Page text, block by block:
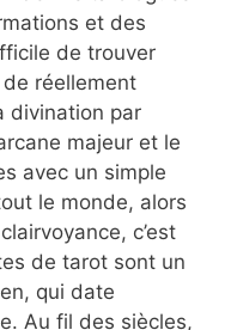
et des
de trouver
réellement
divination par
majeur et le
avec un simple
le monde, alors
c’est
de tarot sont un
qui date
Au fil des siècles,